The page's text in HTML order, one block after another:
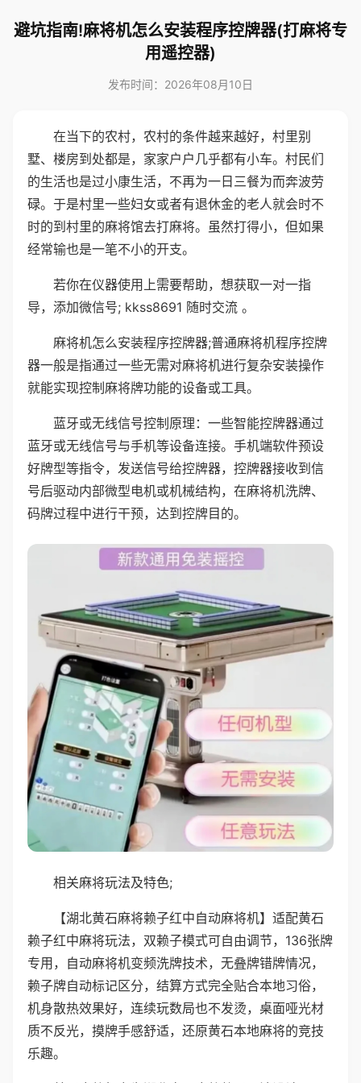
避坑指南!麻将机怎么安装程序控牌器(打麻将专
用遥控器)
发布时间：2026年08月10日
在当下的农村，农村的条件越来越好，村里别
墅、楼房到处都是，家家户户几乎都有小车。村民们
的生活也是过小康生活，不再为一日三餐为而奔波劳
碌。于是村里一些妇女或者有退休金的老人就会时不
时的到村里的麻将馆去打麻将。虽然打得小，但如果
经常输也是一笔不小的开支。
若你在仪器使用上需要帮助，想获取一对一指
导，添加微信号; kkss8691 随时交流 。
麻将机怎么安装程序控牌器;普通麻将机程序控牌
器一般是指通过一些无需对麻将机进行复杂安装操作
就能实现控制麻将牌功能的设备或工具。
蓝牙或无线信号控制原理：一些智能控牌器通过
蓝牙或无线信号与手机等设备连接。手机端软件预设
好牌型等指令，发送信号给控牌器，控牌器接收到信
号后驱动内部微型电机或机械结构，在麻将机洗牌、
码牌过程中进行干预，达到控牌目的。
相关麻将玩法及特色;
【湖北黄石麻将赖子红中自动麻将机】适配黄石
赖子红中麻将玩法，双赖子模式可自由调节，136张牌
专用，自动麻将机变频洗牌技术，无叠牌错牌情况，
赖子牌自动标记区分，结算方式完全贴合本地习俗，
机身散热效果好，连续玩数局也不发烫，桌面哑光材
质不反光，摸牌手感舒适，还原黄石本地麻将的竞技
乐趣。